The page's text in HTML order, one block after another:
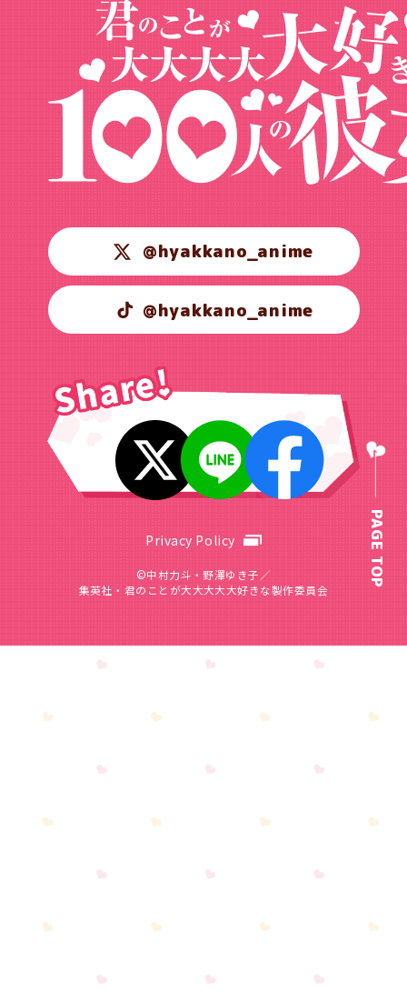
@hyakkano_anime
@hyakkano_anime
Privacy Policy
©中村力斗・野澤ゆき子／
集英社・君のことが大大大大大好きな製作委員会
PAGE TOP